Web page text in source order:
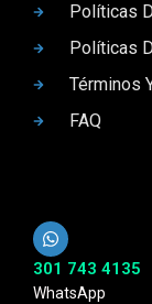
Políticas
Políticas
Términos
FAQ
301 743 4135
WhatsApp